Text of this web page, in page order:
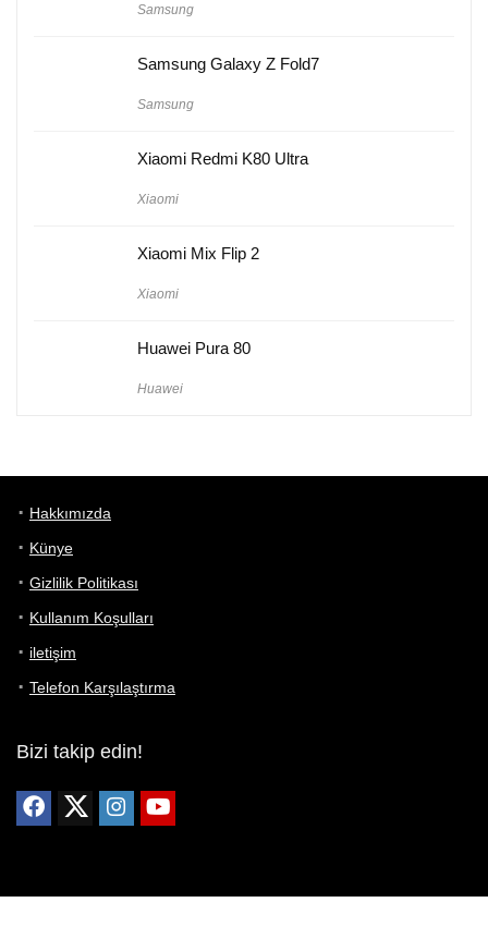
Samsung
Samsung Galaxy Z Fold7
Samsung
Xiaomi Redmi K80 Ultra
Xiaomi
Xiaomi Mix Flip 2
Xiaomi
Huawei Pura 80
Huawei
Hakkımızda
Künye
Gizlilik Politikası
Kullanım Koşulları
iletişim
Telefon Karşılaştırma
Bizi takip edin!